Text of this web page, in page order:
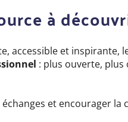
à
accessible et inspirante,
: plus ouverte,
et encourager la